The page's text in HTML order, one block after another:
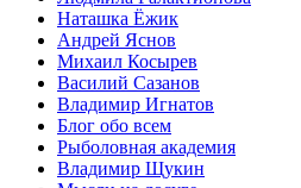
Наташка Ёжик
Андрей Яснов
Михаил Косырев
Василий Сазанов
Владимир Игнатов
Блог обо всем
Рыболовная академия
Владимир Щукин